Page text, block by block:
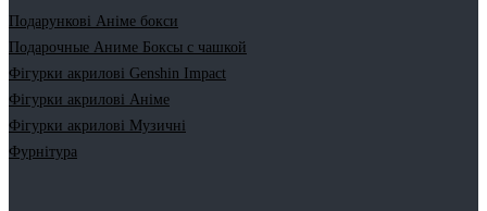
Подарункові Аніме бокси
Подарочные Аниме Боксы с чашкой
Фігурки акрилові Genshin Impact
Фігурки акрилові Аніме
Фігурки акрилові Музичні
Фурнітура